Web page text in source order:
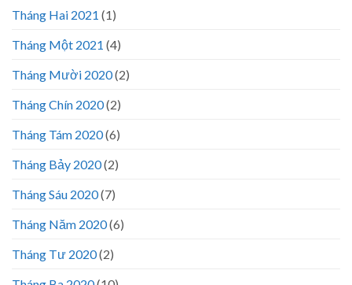
Tháng Hai 2021 (1)
Tháng Một 2021 (4)
Tháng Mười 2020(2)
Tháng Chín 2020(2)
Tháng Tám 2020(6)
Tháng Bảy 2020(2)
Tháng Sáu 2020(7)
Tháng Năm 2020(6)
Tháng Tư 2020(2)